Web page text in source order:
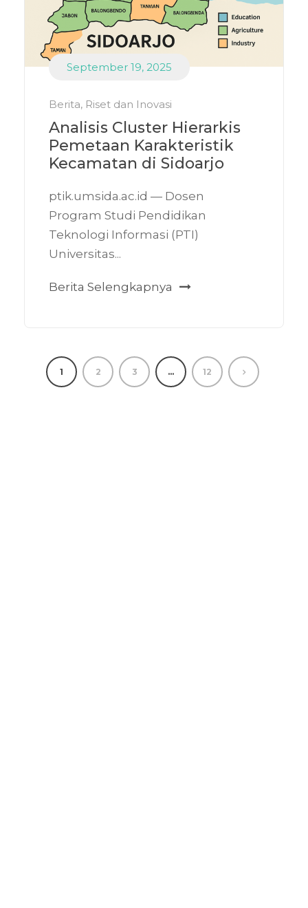
September 19, 2025
Berita, Riset dan Inovasi
Analisis Cluster Hierarkis
Pemetaan Karakteristik
Kecamatan di Sidoarjo
ptik.umsida.ac.id — Dosen
Program Studi Pendidikan
Teknologi Informasi (PTI)
Universitas...
Berita Selengkapnya
1 2 3 … 12